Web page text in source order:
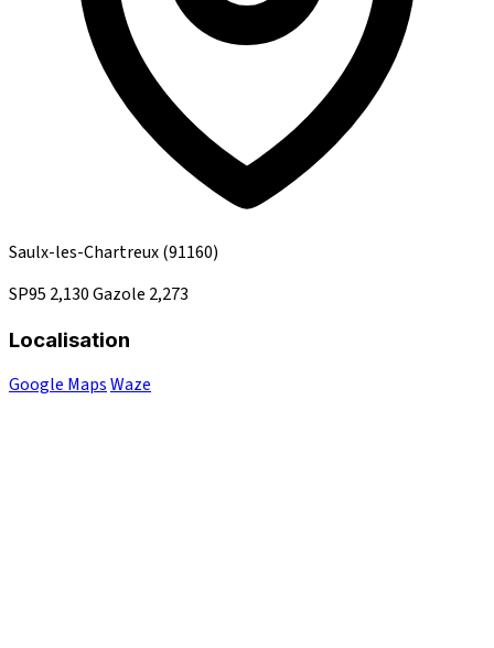
Saulx-les-Chartreux(91160)
SP95 2,130Gazole 2,273
Localisation
Google MapsWaze